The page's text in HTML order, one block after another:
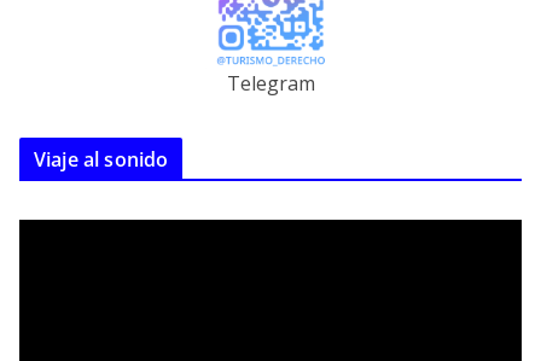
Telegram
Viaje al sonido